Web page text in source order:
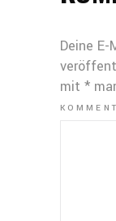
Deine
mit *